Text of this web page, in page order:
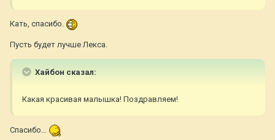
Кать, спасибо.
Пусть будет лучше Лекса.
Хайбон сказал:
Какая красивая малышка! Поздравляем!
Спасибо...